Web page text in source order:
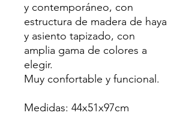
y contemporáneo, con
estructura de madera de haya
y asiento tapizado, con
amplia gama de colores a
elegir.
Muy confortable y funcional.
Medidas: 44x51x97cm